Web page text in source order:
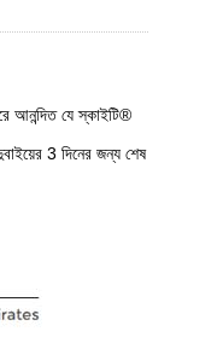
আনন্দিত যে স্কাইটি®
3 দিনের জন্য শেষ